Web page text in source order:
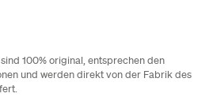
100% original, entsprechen den
und werden direkt von der Fabrik des